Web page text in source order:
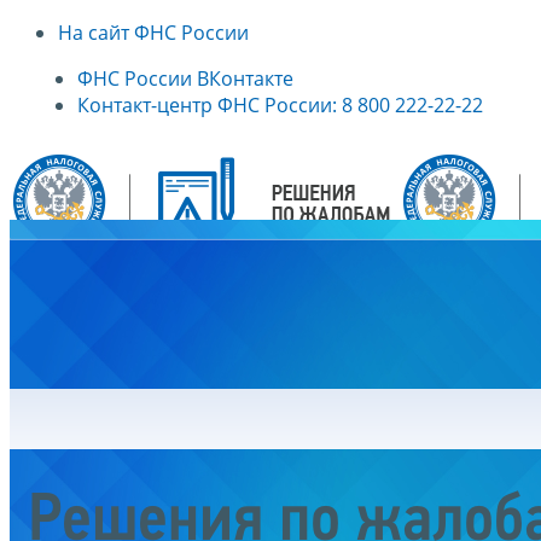
На сайт ФНС России
ФНС России ВКонтакте
Контакт-центр ФНС России: 8 800 222-22-22
Решения по